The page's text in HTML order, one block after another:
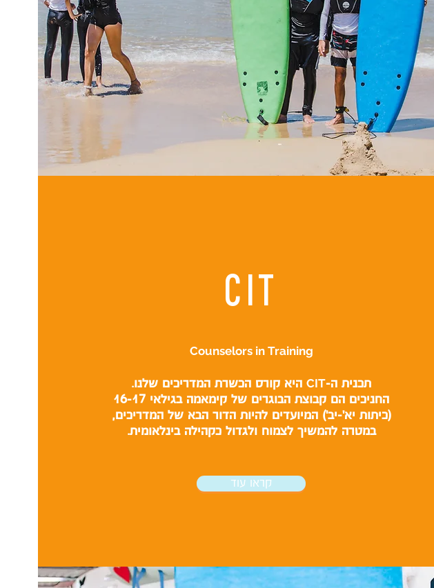
CIT
Counselors in Training
תכנית ה-CIT היא קורס הכשרת המדריכים שלנו.
החניכים הם קבוצת הבוגרים של קימאמה בגילאי 16-17
(כיתות יא'-יב') המיועדים להיות הדור הבא של המדריכים,
במטרה להמשיך לצמוח ולגדול כקהילה בינלאומית.
קראו עוד